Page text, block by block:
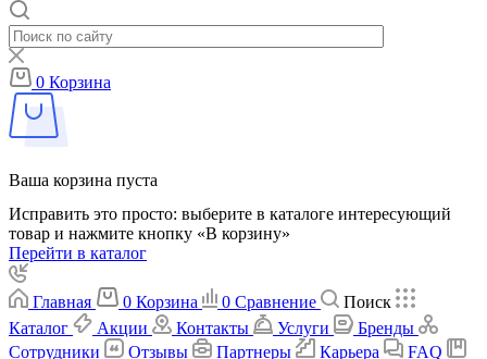
0 Корзина
Ваша корзина пуста
Исправить это просто: выберите в каталоге интересующий
товар и нажмите кнопку «В корзину»
Перейти в каталог
Главная 0 Корзина 0 Сравнение
Поиск
Каталог
Акции Контакты Услуги
Бренды
Сотрудники
Отзывы Партнеры Карьера FAQ